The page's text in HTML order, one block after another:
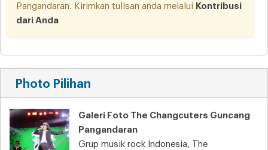
Pangandaran. Kirimkan tulisan anda melalui Kontribusi
dari Anda
Photo Pilihan
Galeri Foto The Changcuters Guncang
Pangandaran
Grup musik rock Indonesia, The